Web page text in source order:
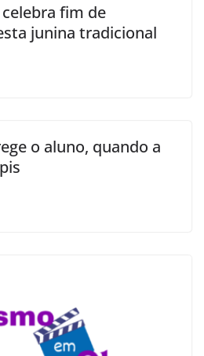
fim de
junina tradicional
o aluno, quando a